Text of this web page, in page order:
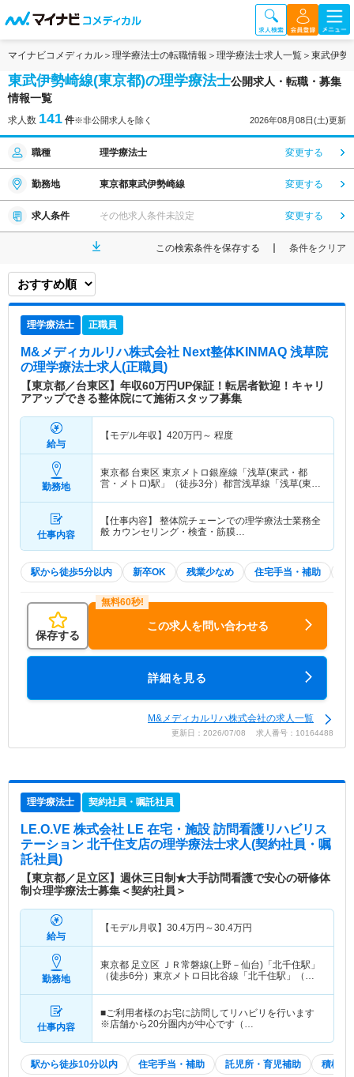
マイナビコメディカル 理学療法士の転職情報 理学療法士求人一覧 東武伊勢
東武伊勢崎線(東京都)の理学療法士公開求人・転職・募集
情報一覧
求人数 141 件※非公開求人を除く 2026年08月08日(土)更新
職種 理学療法士 変更する
勤務地 東京都東武伊勢崎線 変更する
求人条件 その他求人条件未設定 変更する
この検索条件を保存する 条件をクリア
理学療法士 正職員
M&メディカルリハ株式会社 Next整体KINMAQ 浅草院
の理学療法士求人(正職員)
【東京都／台東区】年収60万円UP保証！転居者歓迎！キャリ
アアップできる整体院にて施術スタッフ募集
給与
【モデル年収】 420万円～ 程度
勤務地
東京都 台東区 東京メトロ銀座線「浅草(東武・都
営・メトロ)駅」（徒歩3分）都営浅草線「浅草(東
仕事内容
【仕事内容】 整体院チェーンでの理学療法士業務全
般 カウンセリング・検査・筋膜…
駅から徒歩5分以内 新卒OK 残業少なめ 住宅手当・補助
保存する
この求人を問い合わせる
詳細を見る
M&メディカルリハ株式会社の求人一覧
更新日：2026/07/08 求人番号：10164488
理学療法士 契約社員・嘱託社員
LE.O.VE 株式会社 LE 在宅・施設 訪問看護リハビリス
テーション 北千住支店の理学療法士求人(契約社員・嘱
託社員)
【東京都／足立区】週休三日制★大手訪問看護で安心の研修体
制☆理学療法士募集＜契約社員＞
給与
【モデル月収】 30.4万円～30.4万円
勤務地
東京都 足立区
ＪＲ常磐線(上野－仙台)「北千住駅」
（徒歩6分）東京メトロ日比谷線「北千住駅」（徒
仕事内容
■ご利用者様のお宅に訪問してリハビリを行います
※店舗から20分圏内が中心です（…
駅から徒歩10分以内 住宅手当・補助 託児所・育児補助 積極採